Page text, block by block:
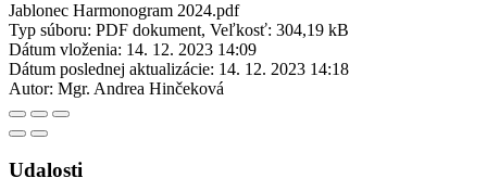
Jablonec Harmonogram 2024.pdf
Typ súboru: PDF dokument, Veľkosť: 304,19 kB
Dátum vloženia: 14. 12. 2023 14:09
Dátum poslednej aktualizácie: 14. 12. 2023 14:18
Autor: Mgr. Andrea Hinčeková
Udalosti